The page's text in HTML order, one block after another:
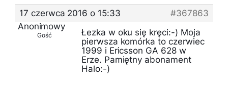
17 czerwca 2016 o 15:33
#367863
Anonimowy
Gość
Łezka w oku się kręci:-) Moja
pierwsza komórka to czerwiec
1999 i Ericsson GA 628 w
Erze. Pamiętny abonament
Halo:-)